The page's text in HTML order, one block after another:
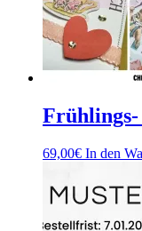
69,00€ In den